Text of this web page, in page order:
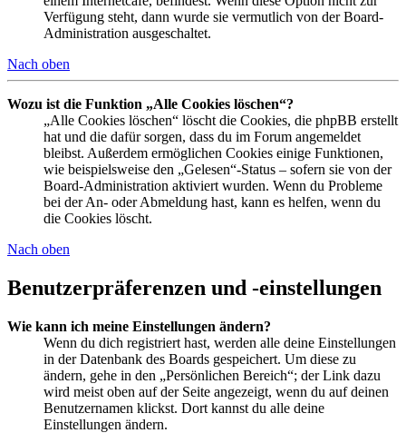
Verfügung steht, dann wurde sie vermutlich von der Board-
Administration ausgeschaltet.
Nach oben
Wozu ist die Funktion „Alle Cookies löschen“?
„Alle Cookies löschen“ löscht die Cookies, die phpBB erstellt
hat und die dafür sorgen, dass du im Forum angemeldet
bleibst. Außerdem ermöglichen Cookies einige Funktionen,
wie beispielsweise den „Gelesen“-Status – sofern sie von der
Board-Administration aktiviert wurden. Wenn du Probleme
bei der An- oder Abmeldung hast, kann es helfen, wenn du
die Cookies löscht.
Nach oben
Benutzerpräferenzen und -einstellungen
Wie kann ich meine Einstellungen ändern?
Wenn du dich registriert hast, werden alle deine Einstellungen
in der Datenbank des Boards gespeichert. Um diese zu
ändern, gehe in den „Persönlichen Bereich“; der Link dazu
wird meist oben auf der Seite angezeigt, wenn du auf deinen
Benutzernamen klickst. Dort kannst du alle deine
Einstellungen ändern.